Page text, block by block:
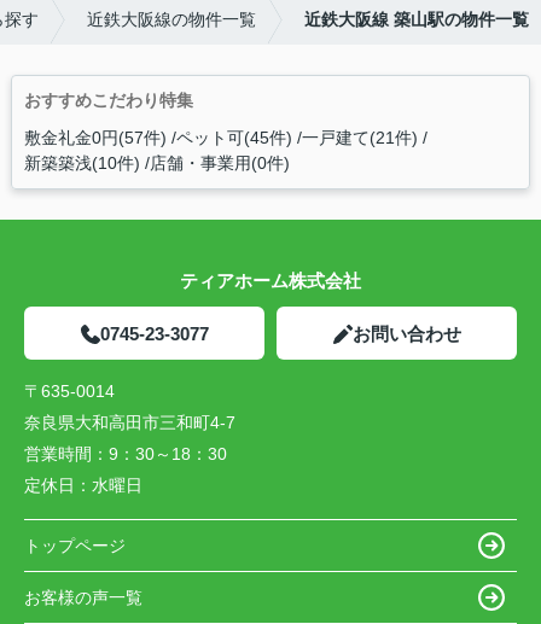
探す 近鉄大阪線の物件一覧 近鉄大阪線 築山駅の物件一覧
おすすめこだわり特集
敷金礼金0円(57件) ペット可(45件) 一戸建て(21件)
新築築浅(10件) 店舗・事業用(0件)
ティアホーム株式会社
0745-23-3077 お問い合わせ
〒635-0014
奈良県大和高田市三和町4-7
営業時間： 9：30～18：30
定休日： 水曜日
トップページ
お客様の声一覧